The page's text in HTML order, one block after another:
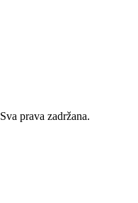
prava zadržana.